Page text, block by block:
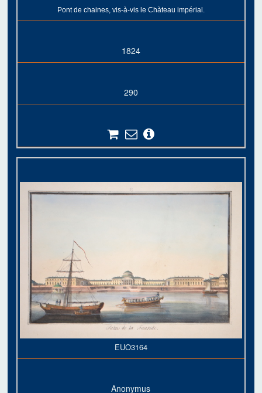
Pont de chaines, vis-à-vis le Chàteau impérial.
1824
290
EUO3164
Anonymus